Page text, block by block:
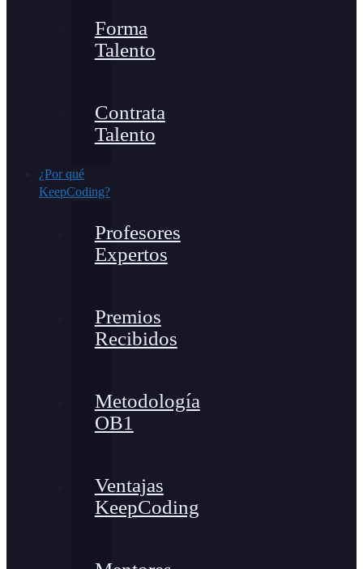
Forma
Talento
Contrata
Talento
¿Por qué
KeepCoding?
Profesores
Expertos
Premios
Recibidos
Metodología
OB1
Ventajas
KeepCoding